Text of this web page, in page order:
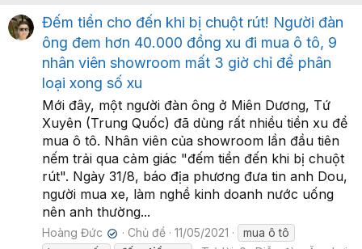
Đếm tiền cho đến khi bị chuột rút! Người đàn
ông đem hơn 40.000 đồng xu đi mua ô tô, 9
nhân viên showroom mất 3 giờ chỉ để phân
loại xong số xu
Mới đây, một người đàn ông ở Miên Dương, Tứ
Xuyên (Trung Quốc) đã dùng rất nhiều tiền xu để
mua ô tô. Nhân viên của showroom lần đầu tiên
nếm trải qua cảm giác "đếm tiền đến khi bị chuột
rút". Ngày 31/8, báo địa phương đưa tin anh Dou,
người mua xe, làm nghề kinh doanh nước uống
nên anh thường...
Hoàng Đức ✔ Chủ đề 11/05/2021
mua ô tô